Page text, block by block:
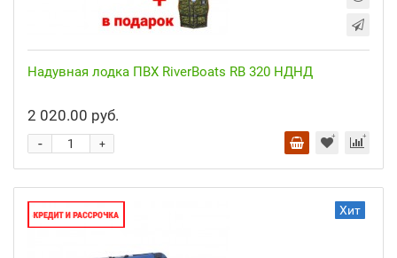
Надувная лодка ПВХ RiverBoats RB 320 НДНД
2 020.00 руб.
+
-
Хит